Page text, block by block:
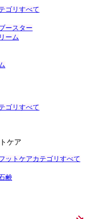
ゴリすべて
ースター
ーム
ゴリすべて
ケア
ットケアカテゴリすべて
鹸